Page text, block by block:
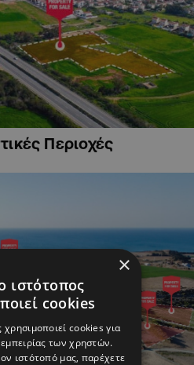
Περιοχές
×
ιστότοπος
cookies
cookies για
των χρηστών.
ιστότοπό μας, παρέχετε